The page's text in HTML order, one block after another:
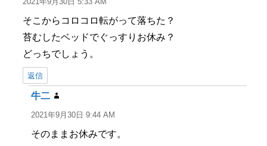
そこからコロコロ転がって落ちた？
苔むしたベッドでぐっすりお休み？
どっちでしょう。
返信
牛二
り:
2021年9月30日 9:44 AM
そのままお休みです。